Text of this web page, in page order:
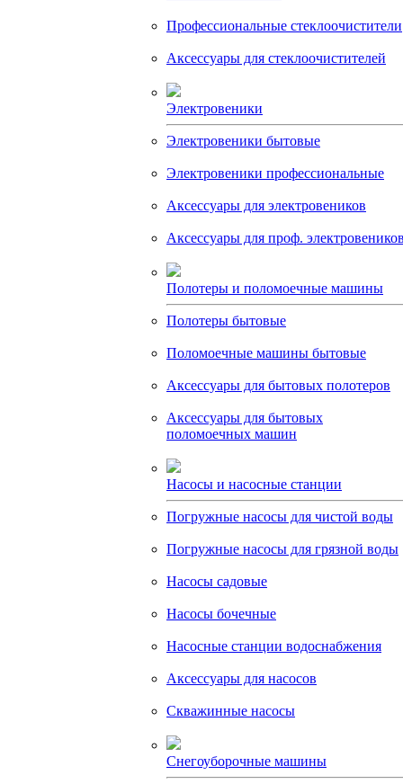
Профессиональные стеклоочистители
Аксессуары для стеклоочистителей
Электровеники
Электровеники бытовые
Электровеники профессиональные
Аксессуары для электровеников
Аксессуары для проф.
Полотеры и поломоечные машины
Полотеры бытовые
Поломоечные машины бытовые
Аксессуары для бытовых полотеров
Аксессуары для бытовых
поломоечных машин
Насосы и насосные станции
Погружные насосы для чистой воды
Погружные насосы для грязной воды
Насосы садовые
Насосы бочечные
Насосные станции водоснабжения
Аксессуары для насосов
Скважинные насосы
Снегоуборочные машины